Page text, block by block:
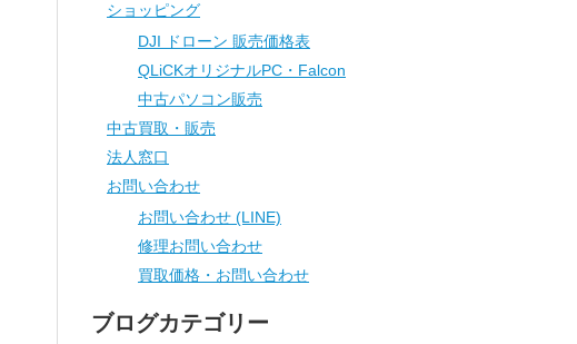
ショッピング
DJI ドローン 販売価格表
QLiCKオリジナルPC・Falcon
中古パソコン販売
中古買取・販売
法人窓口
お問い合わせ
お問い合わせ (LINE)
修理お問い合わせ
買取価格・お問い合わせ
ブログカテゴリー